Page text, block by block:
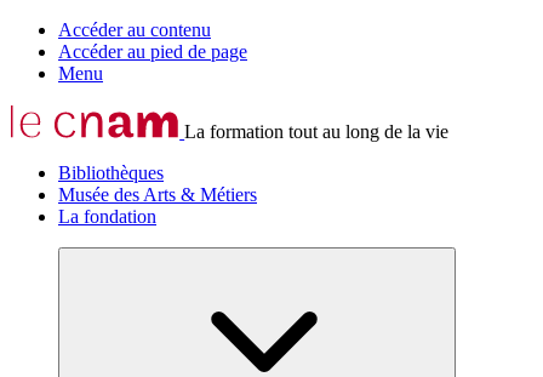
Accéder au contenu
Accéder au pied de page
Menu
La formation tout au long de la vie
Bibliothèques
Musée des Arts & Métiers
La fondation